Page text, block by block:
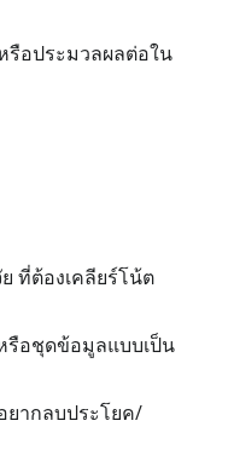
อประมวลผลต่อใน
ที่ต้องเคลียร์โน้ต
รือชุดข้อมูลแบบเป็น
ากลบประโยค/